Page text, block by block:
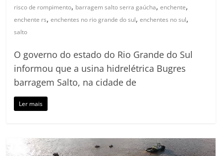
risco de rompimento, barragem salto serra gaúcha,enchente,
enchente rs,enchentes no rio grande do sul,enchentes no sul,
salto
O governo do estado do Rio Grande do Sul
informou que a usina hidrelétrica Bugres
barragem Salto, na cidade de
Ler mais